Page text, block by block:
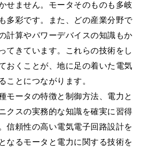
せません。モータそのものも多岐
多彩です。また、どの産業分野で
計算やパワーデバイスの知識もか
てきています。これらの技術をし
おくことが、地に足の着いた電気
ことにつながります。
モータの特徴と制御方法、電力と
クスの実務的な知識を確実に習得
信頼性の高い電気電子回路設計を
なるモータと電力に関する技術を